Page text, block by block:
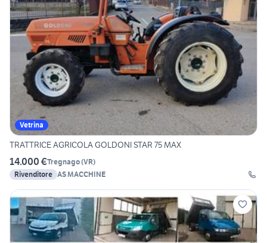
Vetrina
TRATTRICE AGRICOLA GOLDONI STAR 75 MAX
14.000 €Tregnago(VR)
Rivenditore AS MACCHINE